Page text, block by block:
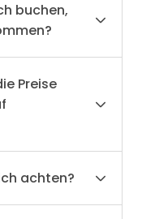
buchen,
Preise
achten?